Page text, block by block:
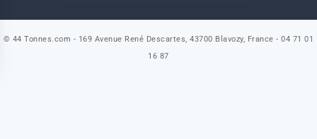
© 44 Tonnes.com - 169 Avenue René Descartes, 43700 Blavozy, France - 04 71 01
16 87